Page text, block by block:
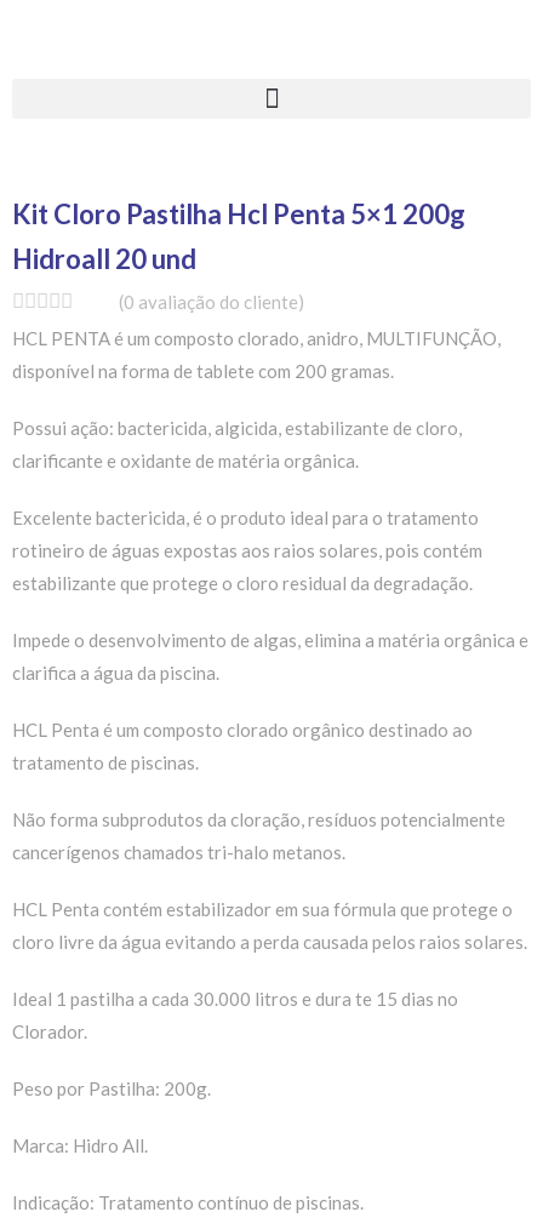
Kit Cloro Pastilha Hcl Penta 5×1 200g
Hidroall 20 und
(0 avaliação do cliente)
HCL PENTA é um composto clorado, anidro, MULTIFUNÇÃO,
disponível na forma de tablete com 200 gramas.
Possui ação: bactericida, algicida, estabilizante de cloro,
clarificante e oxidante de matéria orgânica.
Excelente bactericida, é o produto ideal para o tratamento
rotineiro de águas expostas aos raios solares, pois contém
estabilizante que protege o cloro residual da degradação.
Impede o desenvolvimento de algas, elimina a matéria orgânica e
clarifica a água da piscina.
HCL Penta é um composto clorado orgânico destinado ao
tratamento de piscinas.
Não forma subprodutos da cloração, resíduos potencialmente
cancerígenos chamados tri-halo metanos.
HCL Penta contém estabilizador em sua fórmula que protege o
cloro livre da água evitando a perda causada pelos raios solares.
Ideal 1 pastilha a cada 30.000 litros e dura te 15 dias no
Clorador.
Peso por Pastilha: 200g.
Marca: Hidro All.
Indicação: Tratamento contínuo de piscinas.